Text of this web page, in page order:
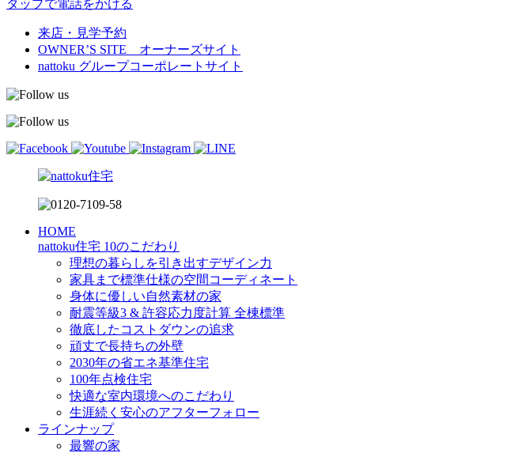
タップで電話をかける
来店・見学予約
OWNER’S SITE オーナーズサイト
nattoku グループコーポレートサイト
HOME
nattoku住宅 10のこだわり
理想の暮らしを引き出すデザイン力
家具まで標準仕様の空間コーディネート
身体に優しい自然素材の家
耐震等級3 & 許容応力度計算 全棟標準
徹底したコストダウンの追求
頑丈で長持ちの外壁
2030年の省エネ基準住宅
100年点検住宅
快適な室内環境へのこだわり
生涯続く安心のアフターフォロー
ラインナップ
最響の家